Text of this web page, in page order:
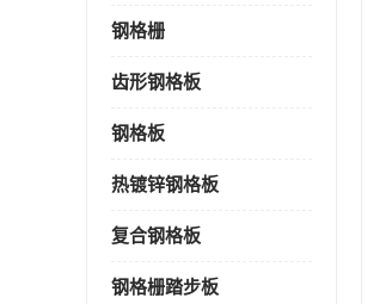
钢格栅
齿形钢格板
钢格板
热镀锌钢格板
复合钢格板
钢格栅踏步板